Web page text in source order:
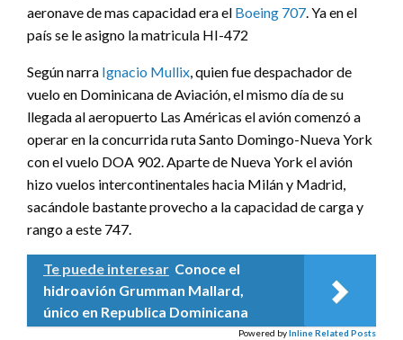
aeronave de mas capacidad era el Boeing 707. Ya en el
país se le asigno la matricula HI-472
Según narra Ignacio Mullix, quien fue despachador de
vuelo en Dominicana de Aviación, el mismo día de su
llegada al aeropuerto Las Américas el avión comenzó a
operar en la concurrida ruta Santo Domingo-Nueva York
con el vuelo DOA 902. Aparte de Nueva York el avión
hizo vuelos intercontinentales hacia Milán y Madrid,
sacándole bastante provecho a la capacidad de carga y
rango a este 747.
Te puede interesar Conoce el
hidroavión Grumman Mallard,
único en Republica Dominicana
Powered byInline Related Posts